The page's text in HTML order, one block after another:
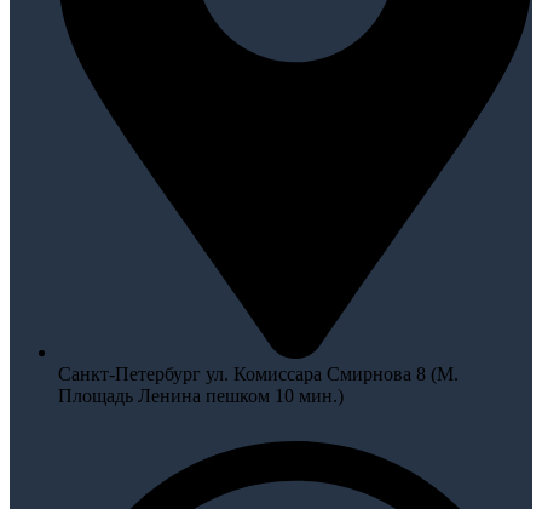
Санкт-Петербург ул. Комиссара Смирнова 8 (М.
Площадь Ленина пешком 10 мин.)